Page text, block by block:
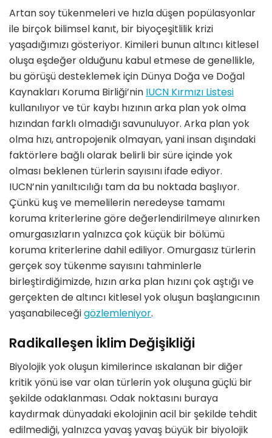
Artan soy tükenmeleri ve hızla düşen popülasyonlar
ile birçok bilimsel kanıt, bir biyoçeşitlilik krizi
yaşadığımızı gösteriyor. Kimileri bunun altıncı kitlesel
oluşa eşdeğer olduğunu kabul etmese de genellikle,
bu görüşü desteklemek için Dünya Doğa ve Doğal
Kaynakları Koruma Birliği’nin IUCN Kırmızı Listesi
kullanılıyor ve tür kaybı hızının arka plan yok olma
hızından farklı olmadığı savunuluyor. Arka plan yok
olma hızı, antropojenik olmayan, yani insan dışındaki
faktörlere bağlı olarak belirli bir süre içinde yok
olması beklenen türlerin sayısını ifade ediyor.
IUCN’nin yanıltıcılığı tam da bu noktada başlıyor.
Çünkü kuş ve memelilerin neredeyse tamamı
koruma kriterlerine göre değerlendirilmeye alınırken
omurgasızların yalnızca çok küçük bir bölümü
koruma kriterlerine dahil ediliyor. Omurgasız türlerin
gerçek soy tükenme sayısını tahminlerle
birleştirdiğimizde, hızın arka plan hızını çok aştığı ve
gerçekten de altıncı kitlesel yok oluşun başlangıcının
yaşanabileceğigözlemleniyor.
Radikalleşen İklim Değişikliği
Biyolojik yok oluşun kimilerince ıskalanan bir diğer
kritik yönü ise var olan türlerin yok oluşuna güçlü bir
şekilde odaklanması. Odak noktasını buraya
kaydırmak dünyadaki ekolojinin acil bir şekilde tehdit
edilmediği, yalnızca yavaş yavaş büyük bir biyolojik